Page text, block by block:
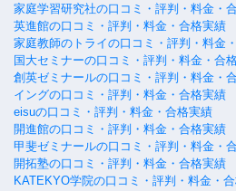
家庭学習研究社の口コミ・評判・料金・
英進館の口コミ・評判・料金・合格実績
家庭教師のトライの口コミ・評判・料金
国大セミナーの口コミ・評判・料金・合
創英ゼミナールの口コミ・評判・料金・
イングの口コミ・評判・料金・合格実績
eisuの口コミ・評判・料金・合格実績
開進館の口コミ・評判・料金・合格実績
甲斐ゼミナールの口コミ・評判・料金・
開拓塾の口コミ・評判・料金・合格実績
KATEKYO学院の口コミ・評判・料金・